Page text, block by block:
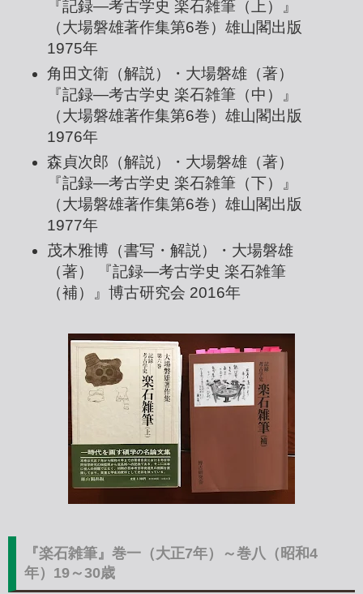
『記録―考古学史 楽石雑筆（上）
』
（大場磐雄著作集第6巻）雄山閣出版
1975年
角田文衛（解説）・大場磐雄（著）
『記録―考古学史 楽石雑筆（中）
』
（大場磐雄著作集第6巻）雄山閣出版
1976年
森貞次郎（解説）・大場磐雄（著）
『記録―考古学史 楽石雑筆（下）
』
（大場磐雄著作集第6巻）雄山閣出版
1977年
茂木雅博（書写・解説）・大場磐雄
（著） 『記録―考古学史 楽石雑筆
（補）』博古研究会 2016年
『楽石雑筆』巻一（大正7年）～巻八（昭和4
年）19～30歳